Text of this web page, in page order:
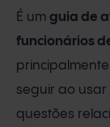
É um guia de
funcionários
seguir ao usar
questões